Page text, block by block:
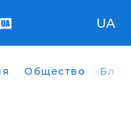
UA
Общество